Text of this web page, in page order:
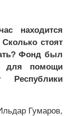
находится
стоят
Фонд был
для помощи
Республики
Гумаров,